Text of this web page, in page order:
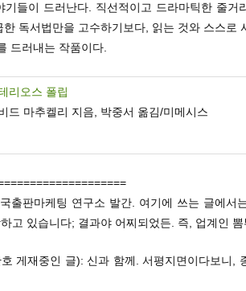
기들이 드러난다. 직선적이고 드라마틱한 줄거
독서법만을 고수하기보다, 읽는 것와 스스로
드러내는 작품이다.
리오스 폴립
드 마추켈리 지음, 박중서 옮김/미메시스
출판마케팅 연구소 발간. 여기에 쓰는 글에서는
고 있습니다; 결과야 어찌되었든. 즉, 업계인
게재중인 글): 신과 함께. 서평지면이다보니,